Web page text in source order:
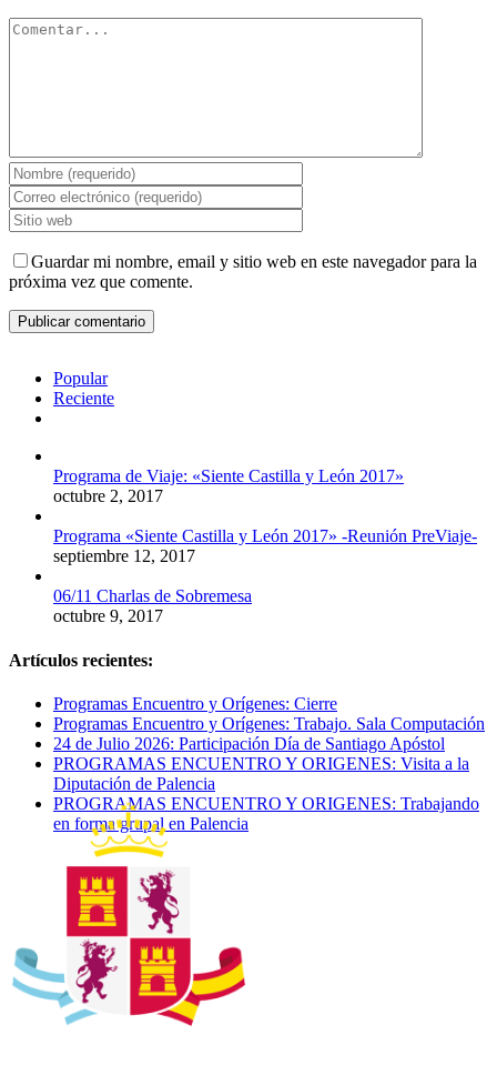
Comentar
Guardar mi nombre, email y sitio web en este navegador para la
próxima vez que comente.
Popular
Reciente
Programa de Viaje: «Siente Castilla y León 2017»
octubre 2, 2017
Programa «Siente Castilla y León 2017» -Reunión PreViaje-
septiembre 12, 2017
06/11 Charlas de Sobremesa
octubre 9, 2017
Artículos recientes:
Programas Encuentro y Orígenes: Cierre
Programas Encuentro y Orígenes: Trabajo. Sala Computación
24 de Julio 2026: Participación Día de Santiago Apóstol
PROGRAMAS ENCUENTRO Y ORIGENES: Visita a la
Diputación de Palencia
PROGRAMAS ENCUENTRO Y ORIGENES: Trabajando
en forma grupal en Palencia